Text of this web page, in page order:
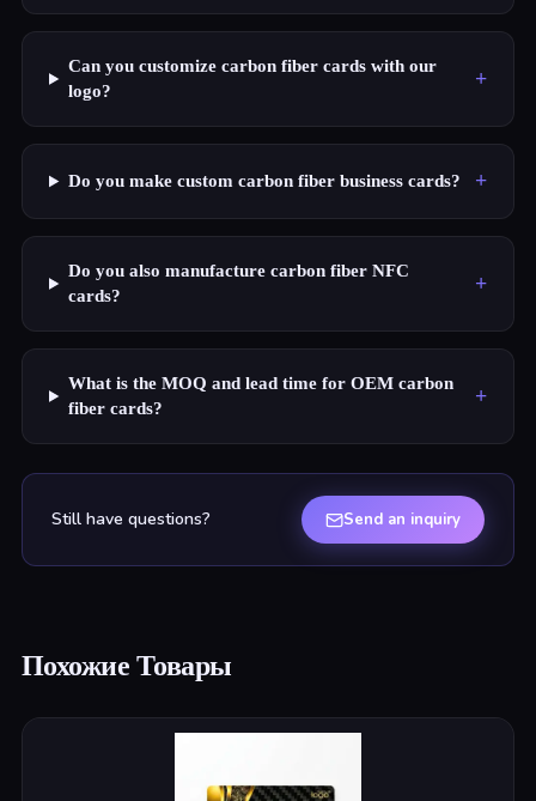
Can you customize carbon fiber cards with our
logo?
+
Do you make custom carbon fiber business cards? +
Do you also manufacture carbon fiber NFC
cards?
+
What is the MOQ and lead time for OEM carbon
fiber cards?
+
Still have questions? Send an inquiry
Похожие Товары